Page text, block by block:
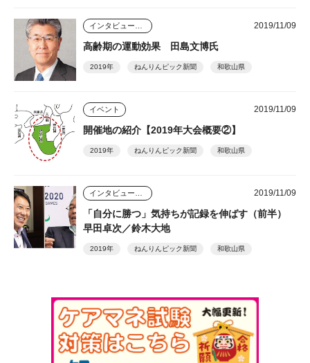
2019/11/09
高齢期の運動効果 田島文博氏
2019年 ねんりんピック新聞 和歌山県
イベント 2019/11/09
開催地の紹介【2019年大会概要②】
2019年 ねんりんピック新聞 和歌山県
2019/11/09
「自分に勝つ」気持ちが記録を伸ばす（前半）
早田卓次／鈴木大地
2019年 ねんりんピック新聞 和歌山県